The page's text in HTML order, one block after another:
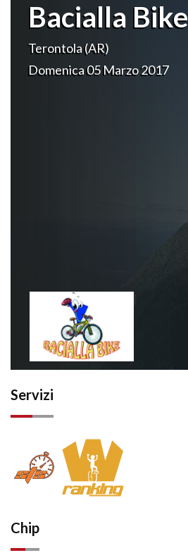
Bacialla Bike
Terontola (AR)
Domenica 05 Marzo 2017
Servizi
Chip